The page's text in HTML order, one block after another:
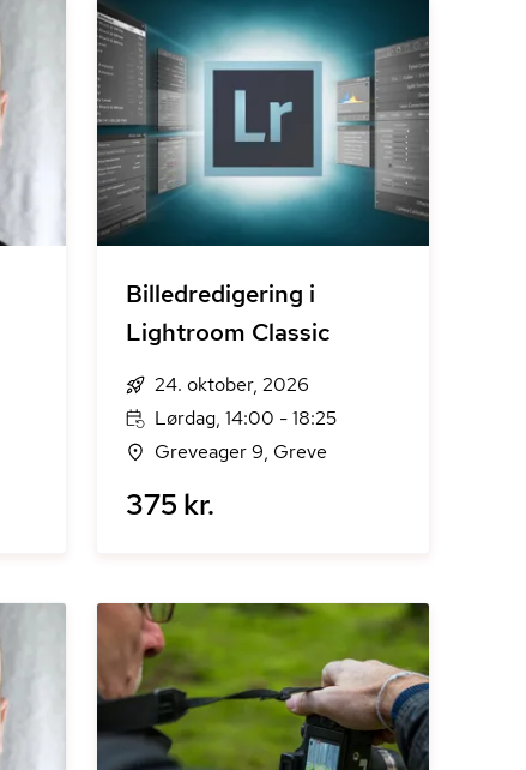
Billedredigering i
Lightroom Classic
24. oktober, 2026
Lørdag, 14:00 - 18:25
Greveager 9, Greve
375 kr.